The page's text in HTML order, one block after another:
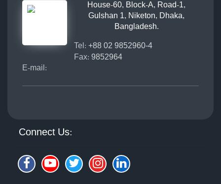
House-60, Block-A, Road-1,
Gulshan 1, Niketon, Dhaka,
Bangladesh.
Tel: +88 02 9852960-4
Fax: 9852964
E-mail:
Connect Us: